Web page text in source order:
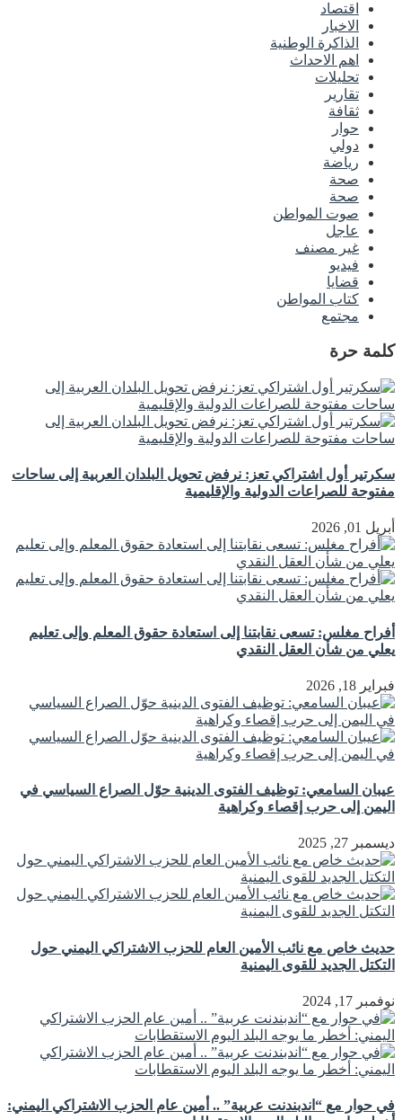
اقتصاد
الاخبار
الذاكرة الوطنية
اهم الاحداث
تحليلات
تقارير
ثقافة
حوار
دولي
رياضة
صحة
صحة
صوت المواطن
عاجل
غير مصنف
فيديو
قضايا
كتاب المواطن
مجتمع
كلمة حرة
سكرتير أول اشتراكي تعز: نرفض تحويل البلدان العربية إلى ساحات
مفتوحة للصراعات الدولية والإقليمية
أبريل 01, 2026
أفراح مغلس: تسعى نقابتنا إلى استعادة حقوق المعلم وإلى تعليم
يعلي من شأن العقل النقدي
فبراير 18, 2026
عيبان السامعي: توظيف الفتوى الدينية حوّل الصراع السياسي في
اليمن إلى حرب إقصاء وكراهية
ديسمبر 27, 2025
حديث خاص مع نائب الأمين العام للحزب الاشتراكي اليمني حول
التكتل الجديد للقوى اليمنية
نوفمبر 17, 2024
في حوار مع “اندبندنت عربية” .. أمين عام الحزب الاشتراكي اليمني: